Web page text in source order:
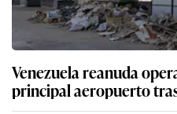
Venezuela reanuda
principal aeropuerto